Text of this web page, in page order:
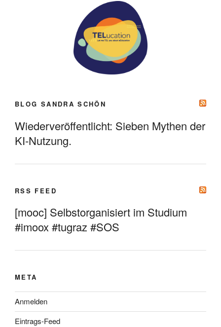
BLOG SANDRA SCHÖN
Wiederveröffentlicht: Sieben Mythen der
KI-Nutzung.
RSS FEED
[mooc] Selbstorganisiert im Studium
#imoox #tugraz #SOS
META
Anmelden
Eintrags-Feed